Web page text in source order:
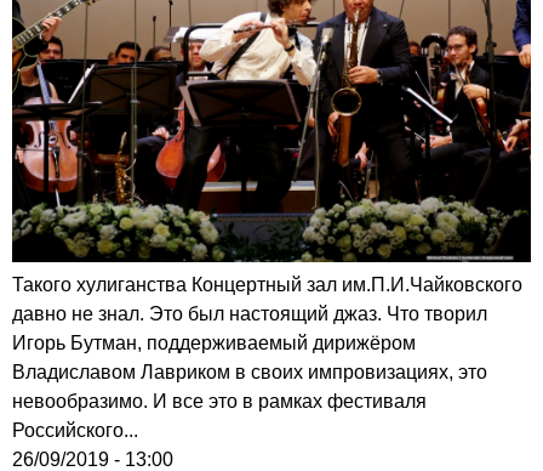
Такого хулиганства Концертный зал им.П.И.Чайковского
давно не знал. Это был настоящий джаз. Что творил
Игорь Бутман, поддерживаемый дирижёром
Владиславом Лавриком в своих импровизациях, это
невообразимо. И все это в рамках фестиваля
Российского...
26/09/2019 - 13:00